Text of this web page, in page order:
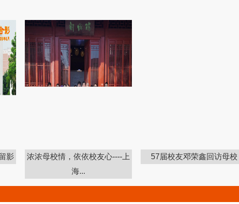
浓浓母校情，依依校友心----上
57届校友邓荣鑫回访母校